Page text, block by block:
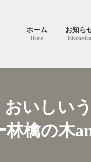
ホーム
Home
お知ら
Information
おいしい
檎の木